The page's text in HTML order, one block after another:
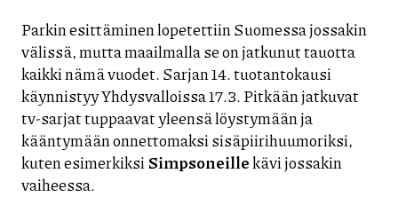
Parkin esittäminen lopetettiin Suomessa jossakin
välissä, mutta maailmalla se on jatkunut tauotta
kaikki nämä vuodet. Sarjan 14. tuotantokausi
käynnistyy Yhdysvalloissa 17.3. Pitkään jatkuvat
tv-sarjat tuppaavat yleensä löystymään ja
kääntymään onnettomaksi sisäpiirihuumoriksi,
kuten esimerkiksiSimpsoneillekävi jossakin
vaiheessa.